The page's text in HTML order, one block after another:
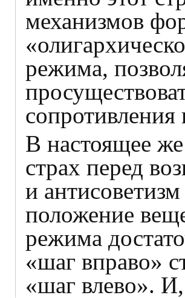
механизмов
режима,
сопротивления
В настоящее
страх перед
и
положение
режима
«шаг вправо»
«шаг влево».